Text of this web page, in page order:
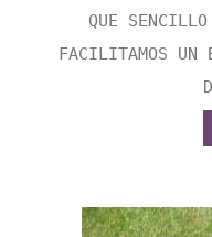
QUE
FACILITAMOS UN